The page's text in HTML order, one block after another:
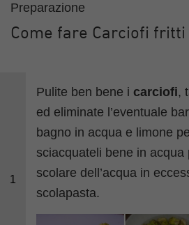
Preparazione
Come fare Carciofi fritti
1
Pulite ben bene i carciofi,
ed eliminate l’eventuale
bagno in acqua e limone
sciacquateli bene in acqua
scolare dell’acqua in
scolapasta.